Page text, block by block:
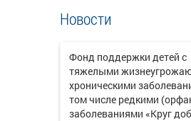
Новости
Фонд поддержки детей с
тяжелыми
хроническими
том числе редкими
заболеваниями «Круг